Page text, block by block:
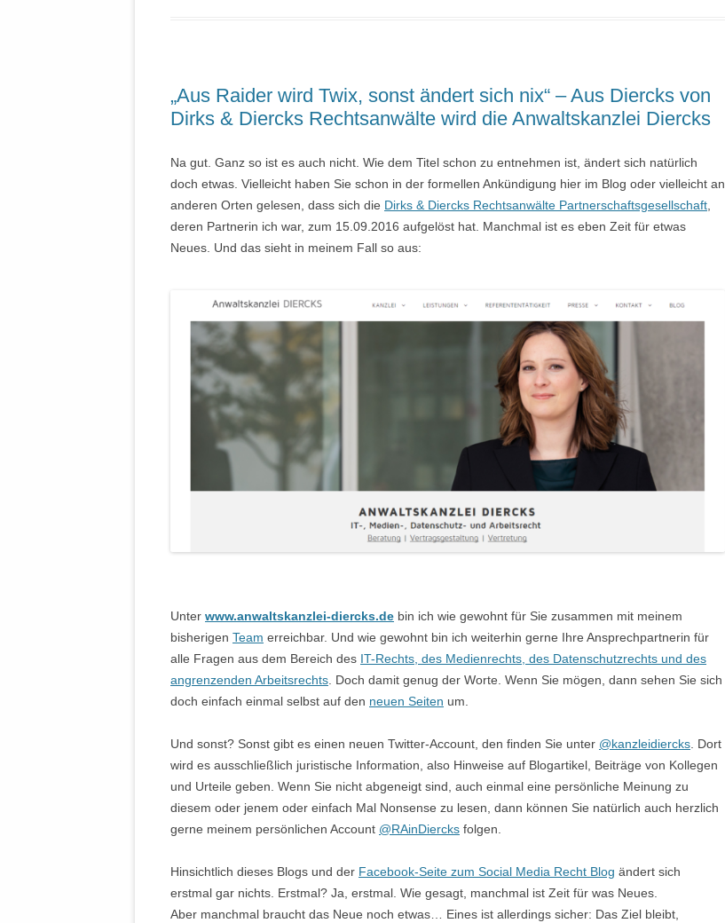
„Aus Raider wird Twix, sonst ändert sich nix“ – Aus Diercks von
Dirks & Diercks Rechtsanwälte wird die Anwaltskanzlei Diercks
Na gut. Ganz so ist es auch nicht. Wie dem Titel schon zu entnehmen ist, ändert sich natürlich
doch etwas. Vielleicht haben Sie schon in der formellen Ankündigung hier im Blog oder vielleicht an
anderen Orten gelesen, dass sich die Dirks & Diercks Rechtsanwälte Partnerschaftsgesellschaft
deren Partnerin ich war, zum 15.09.2016 aufgelöst hat. Manchmal ist es eben Zeit für etwas
Neues. Und das sieht in meinem Fall so aus:
Unter www.anwaltskanzlei-diercks.de bin ich wie gewohnt für Sie zusammen mit meinem
bisherigen Team erreichbar. Und wie gewohnt bin ich weiterhin gerne Ihre Ansprechpartnerin für
alle Fragen aus dem Bereich des IT-Rechts, des Medienrechts, des Datenschutzrechts und des
angrenzenden Arbeitsrechts. Doch damit genug der Worte. Wenn Sie mögen, dann sehen Sie sich
doch einfach einmal selbst auf den neuen Seiten um.
Und sonst? Sonst gibt es einen neuen Twitter-Account, den finden Sie unter @kanzleidiercks. Dort
wird es ausschließlich juristische Information, also Hinweise auf Blogartikel, Beiträge von Kollegen
und Urteile geben. Wenn Sie nicht abgeneigt sind, auch einmal eine persönliche Meinung zu
diesem oder jenem oder einfach Mal Nonsense zu lesen, dann können Sie natürlich auch herzlich
gerne meinem persönlichen Account @RAinDiercks folgen.
Hinsichtlich dieses Blogs und der Facebook-Seite zum Social Media Recht Blog ändert sich
erstmal gar nichts. Erstmal? Ja, erstmal. Wie gesagt, manchmal ist Zeit für was Neues.
Aber manchmal braucht das Neue noch etwas… Eines ist allerdings sicher: Das Ziel bleibt,